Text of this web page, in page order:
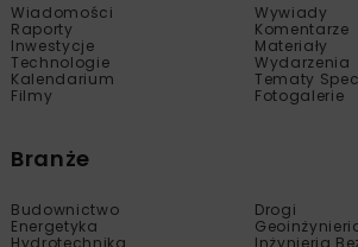
Wiadomości
Wywiady
Raporty
Komentarze
Inwestycje
Materiały
Technologie
Wydarzenia
Kalendarium
Tematy
Filmy
Fotogalerie
Branże
Budownictwo
Drogi
Energetyka
Hydrotechnika
Inżynieria